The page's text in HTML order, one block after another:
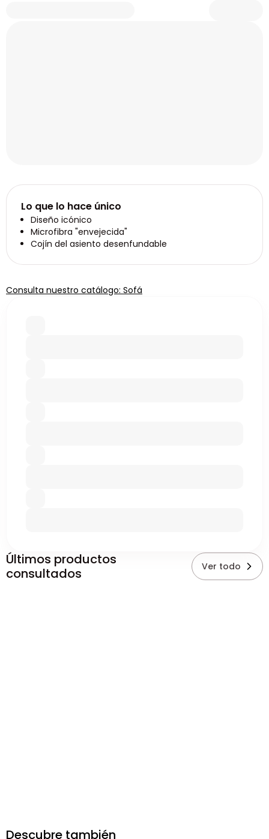
Lo que lo hace único
Diseño icónico
Microfibra "envejecida"
Cojín del asiento desenfundable
Consulta nuestro catálogo: Sofá
Últimos productos
consultados
Ver todo
Descubre también